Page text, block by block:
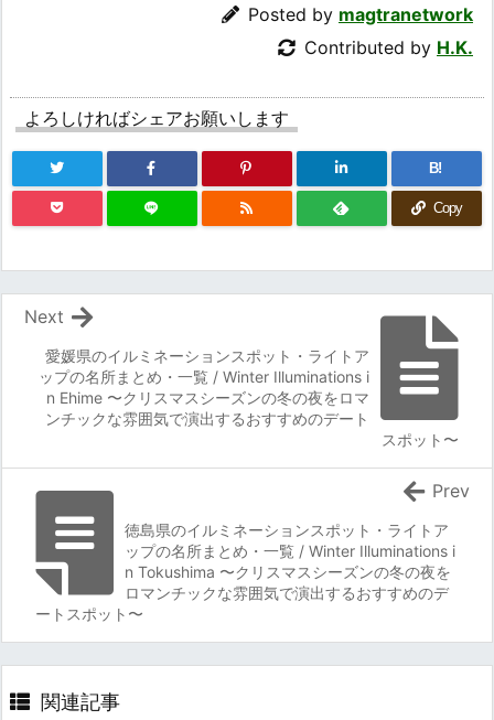
Posted by magtranetwork
Contributed by H.K.
よろしければシェアお願いします
B!
Copy
愛媛県のイルミネーションスポット・ライトア
ップの名所まとめ・一覧 / Winter Illuminations i
n Ehime 〜クリスマスシーズンの冬の夜をロマ
ンチックな雰囲気で演出するおすすめのデート
スポット〜
Next
徳島県のイルミネーションスポット・ライトア
ップの名所まとめ・一覧 / Winter Illuminations i
n Tokushima 〜クリスマスシーズンの冬の夜を
ロマンチックな雰囲気で演出するおすすめのデ
ートスポット〜
Prev
関連記事